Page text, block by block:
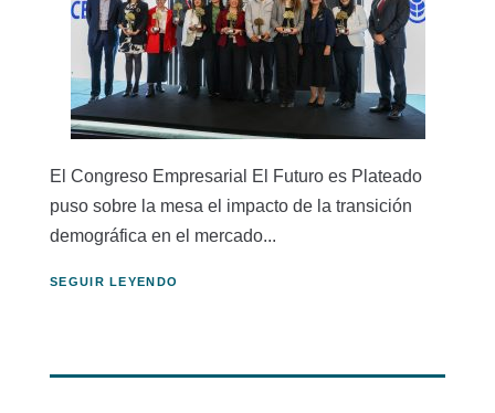
El Congreso Empresarial El Futuro es Plateado
puso sobre la mesa el impacto de la transición
demográfica en el mercado...
SEGUIR LEYENDO